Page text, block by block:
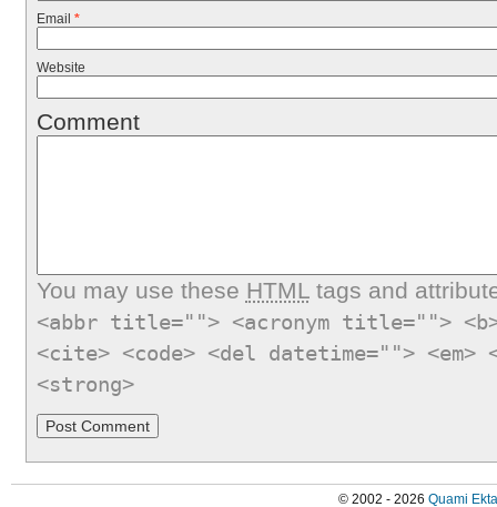
Email *
Website
Comment
You may use these HTMLtags and
<abbr title=""> <acronym title="">
<cite> <code> <del datetime="">
<strong>
© 2002 - 2026 Quami